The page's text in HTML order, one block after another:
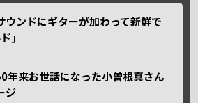
ウンドにギターが加わって新鮮で
｣
来お世話になった小曽根真さん
ジ